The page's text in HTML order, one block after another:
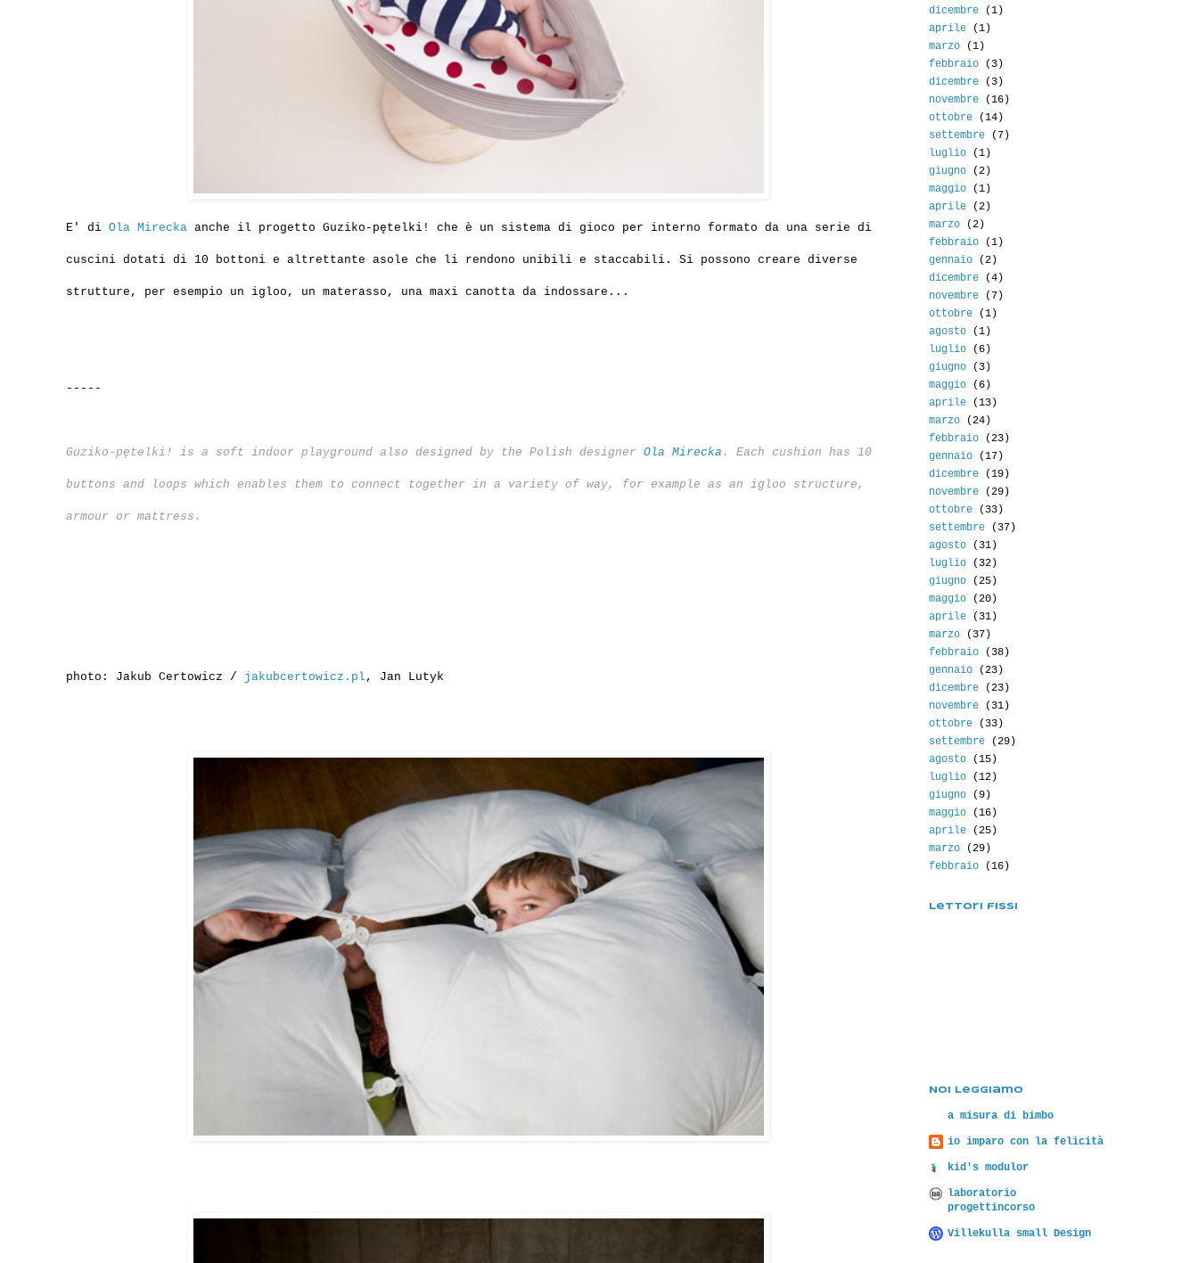
E' di Ola Mirecka anche il progetto Guziko-pętelki! che è un sistema di gioco per interno formato da una serie di
cuscini dotati di 10 bottoni e altrettante asole che li rendono unibili e staccabili. Si possono creare diverse
strutture, per esempio un igloo, un materasso, una maxi canotta da indossare...
-----
Guziko-pętelki! is a soft indoor playground also designed by the Polish designer Ola Mirecka . Each cushion has 10
buttons and loops which enables them to connect together in a variety of way, for example as an igloo structure,
armour or mattress.
photo: Jakub Certowicz / jakubcertowicz.pl , Jan Lutyk
dicembre (1)
aprile (1)
marzo (1)
febbraio (3)
dicembre (3)
novembre (16)
ottobre (14)
settembre (7)
luglio (1)
giugno (2)
maggio (1)
aprile (2)
marzo (2)
febbraio (1)
gennaio (2)
dicembre (4)
novembre (7)
ottobre (1)
agosto (1)
luglio (6)
giugno (3)
maggio (6)
aprile (13)
marzo (24)
febbraio (23)
gennaio (17)
dicembre (19)
novembre (29)
ottobre (33)
settembre (37)
agosto (31)
luglio (32)
giugno (25)
maggio (20)
aprile (31)
marzo (37)
febbraio (38)
gennaio (23)
dicembre (23)
novembre (31)
ottobre (33)
settembre (29)
agosto (15)
luglio (12)
giugno (9)
maggio (16)
aprile (25)
marzo (29)
febbraio (16)
Lettori fissi
Noi Leggiamo
a misura di bimbo
io imparo con la felicità
kid's modulor
laboratorio
progettincorso
Villekulla small Design